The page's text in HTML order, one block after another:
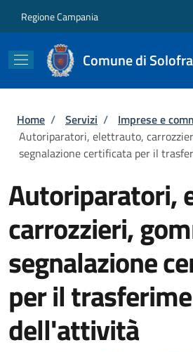
Regione Campania
Comune di Solofra
Briciole di pane
Home / Servizi / Imprese e
Autoriparatori, elettrauto,
segnalazione certificata per il
Autoriparatori,
carrozzieri,
segnalazione
per il
dell'attività